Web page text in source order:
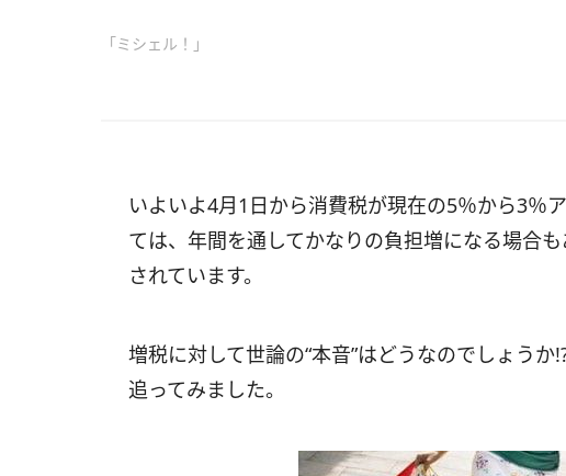
「ミシェル！」
いよいよ4月1日から消費税が現在の5％から3％
ては、年間を通してかなりの負担増になる場合
されています。
増税に対して世論の“本音”はどうなのでしょう
追ってみました。